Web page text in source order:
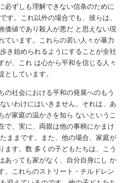
必ずしも理解できない信条のために
す。これ以外の場合でも、彼らは、
価値であり殺人が悪だ と思えない現
ています。これらの若い人々が暴力
き始められるようにすることが全社
が、これ は心から平和を信じる人々
としています。
社会における平和の発展へのもう
いわけにはいきません。それは、あ
が家庭の温かさを知ら ないというこ
で、実に、両親は他の事柄にかまけ
ままです。また、他の場合、家庭が
ます。数 多くの子どもたちは、こう
あっても家がなく、自分自身にし か
。これらのストリート・チルドレン